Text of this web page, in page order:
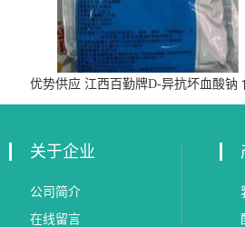
优势供应 江西百勤牌D-异抗坏血酸钠
级抗氧化剂
关于企业
公司简介
在线留言